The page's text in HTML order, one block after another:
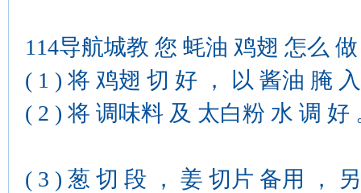
114导航城教 您 蚝油 鸡翅 怎么
( 1 ) 将 鸡翅 切 好 ， 以 酱油 腌
( 2 ) 将 调味料 及 太白粉 水 调 好
( 3 ) 葱 切 段 ， 姜 切片 备用 ，